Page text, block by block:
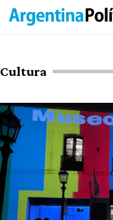
Cultura